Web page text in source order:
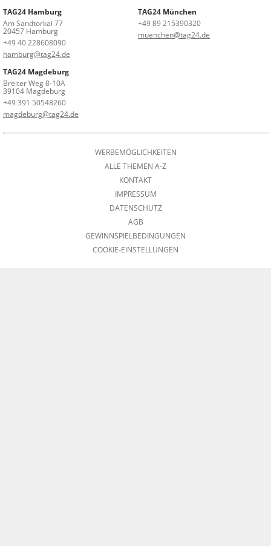
TAG24 Hamburg
Am Sandtorkai 77
20457 Hamburg
+49 40 228608090
hamburg@tag24.de
TAG24 München
+49 89 215390320
muenchen@tag24.de
TAG24 Magdeburg
Breiter Weg 8-10A
39104 Magdeburg
+49 391 50548260
magdeburg@tag24.de
WERBEMÖGLICHKEITEN
ALLE THEMEN A-Z
KONTAKT
IMPRESSUM
DATENSCHUTZ
AGB
GEWINNSPIELBEDINGUNGEN
COOKIE-EINSTELLUNGEN